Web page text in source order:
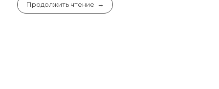
Продолжить чтение